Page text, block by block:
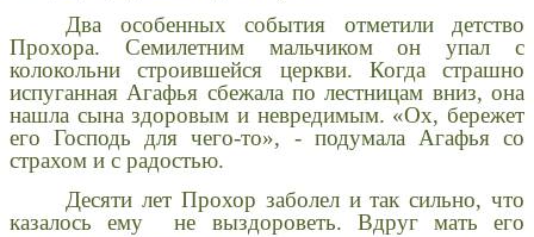
Два особенных события отметили детство
Прохора. Семилетним мальчиком он упал с
колокольни строившейся церкви. Когда страшно
испуганная Агафья сбежала по лестницам вниз, она
нашла сына здоровым и невредимым. «Ох, бережет
его Господь для чего-то», - подумала Агафья со
страхом и с радостью.
Десяти лет Прохор заболел и так сильно, что
казалось ему не выздороветь. Вдруг мать его